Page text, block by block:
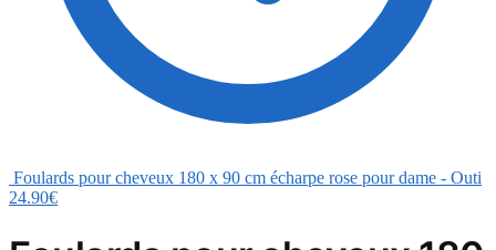
Foulards pour cheveux 180 x 90 cm écharpe rose pour dame - Outi
24.90€